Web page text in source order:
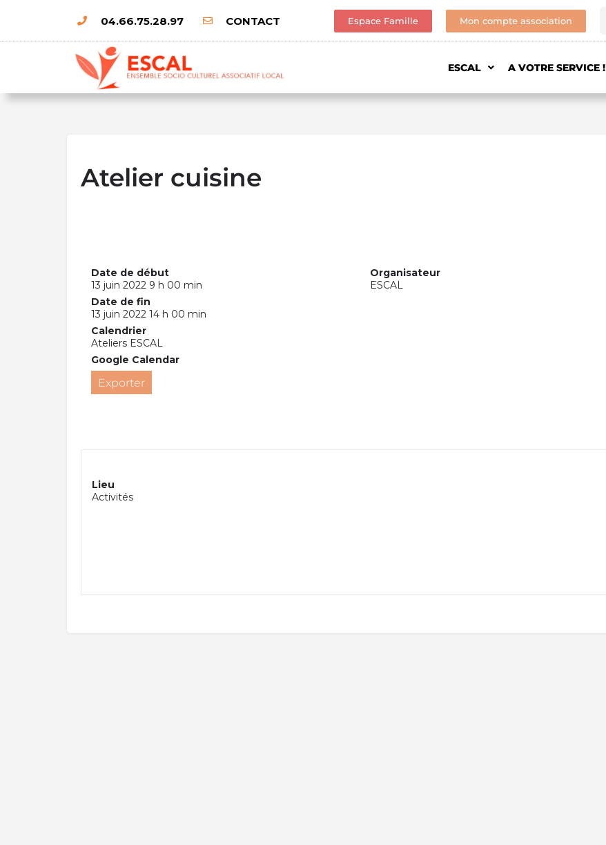
04.66.75.28.97 CONTACT Espace Famille Mon compte association
ESCAL A VOTRE SERVICE !
Atelier cuisine
Date de début
13 juin 2022 9 h 00 min
Date de fin
13 juin 2022 14 h 00 min
Calendrier
Ateliers ESCAL
Google Calendar
Exporter
Organisateur
ESCAL
Lieu
Activités